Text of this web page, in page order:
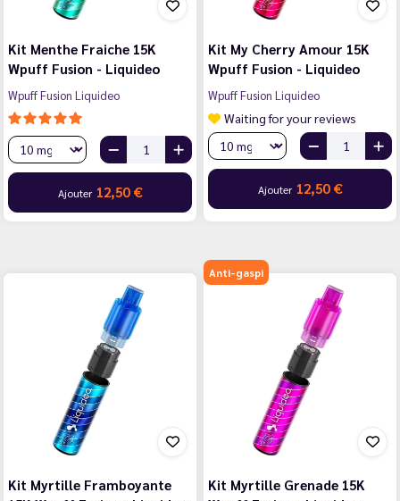
Kit Menthe Fraiche 15K
Wpuff Fusion - Liquideo
Wpuff Fusion Liquideo
Ajouter 12,50 €
Kit My Cherry Amour 15K
Wpuff Fusion - Liquideo
Wpuff Fusion Liquideo
Waiting for your reviews
Ajouter 12,50 €
Kit Myrtille Framboyante
Anti-gaspi
Kit Myrtille Grenade 15K